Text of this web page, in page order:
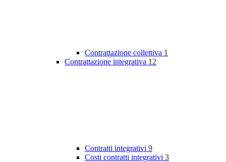
Contrattazione collettiva 1
Contrattazione integrativa 12
Contratti integrativi 9
Costi contratti integrativi 3